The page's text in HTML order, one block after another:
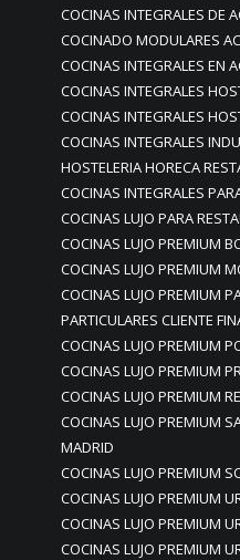
COCINAS INTEGRALES DE
COCINADO MODULARES
COCINAS INTEGRALES EN
COCINAS INTEGRALES
COCINAS INTEGRALES
COCINAS INTEGRALES
HOSTELERIA HORECA
COCINAS INTEGRALES
COCINAS LUJO PARA
COCINAS LUJO PREMIUM
COCINAS LUJO PREMIUM
COCINAS LUJO PREMIUM
PARTICULARES CLIENTE
COCINAS LUJO PREMIUM
COCINAS LUJO PREMIUM
COCINAS LUJO PREMIUM
COCINAS LUJO PREMIUM
MADRID
COCINAS LUJO PREMIUM
COCINAS LUJO PREMIUM
COCINAS LUJO PREMIUM
COCINAS LUJO PREMIUM